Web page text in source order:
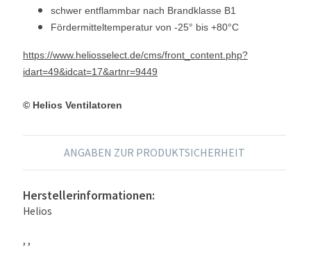
schwer entflammbar nach Brandklasse B1
Fördermitteltemperatur von -25° bis +80°C
https://www.heliosselect.de/cms/front_content.php?
idart=49&idcat=17&artnr=9449
© Helios Ventilatoren
ANGABEN ZUR PRODUKTSICHERHEIT
Herstellerinformationen:
Helios
, ,